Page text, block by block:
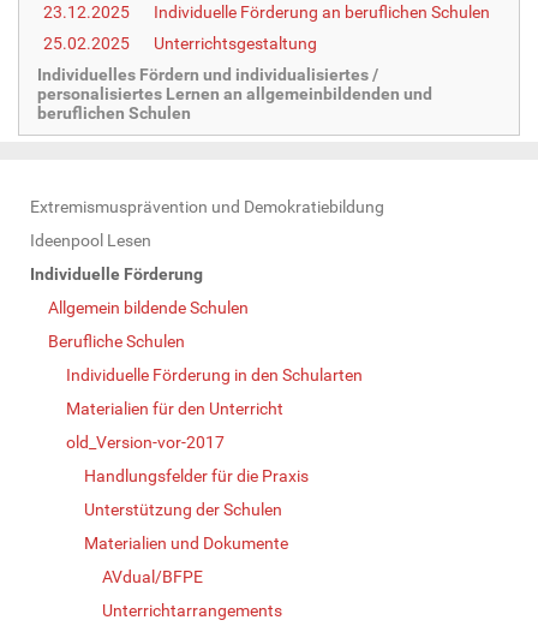
r
e
:
23.12.2025
Individuelle Förderung an beruflichen Schulen
25.02.2025
Unterrichtsgestaltung
Individuelles Fördern und individualisiertes /
personalisiertes Lernen an allgemeinbildenden und
beruflichen Schulen
N
a
v
Extremismusprävention und Demokratiebildung
Ideenpool Lesen
Individuelle Förderung
Allgemein bildende Schulen
Berufliche Schulen
Individuelle Förderung in den Schularten
Materialien für den Unterricht
old_Version-vor-2017
Handlungsfelder für die Praxis
Unterstützung der Schulen
Materialien und Dokumente
AVdual/BFPE
Unterrichtarrangements